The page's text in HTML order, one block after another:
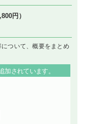
円）
ついて、概要をまとめ
されています。